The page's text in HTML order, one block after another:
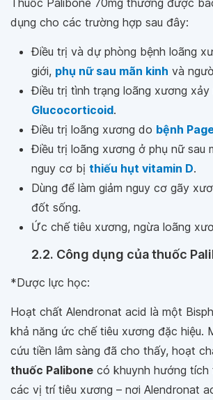
Thuốc Palibone 70mg thường được
dụng cho các trường hợp sau đây:
Điều trị và dự phòng bệnh loãng
giới, phụ nữ sau mãn kinh và
Điều trị tình trạng loãng xương xảy
Glucocorticoid.
Điều trị loãng xương do bệnh
Điều trị loãng xương ở phụ nữ sau
nguy cơ bị thiếu hụt vitamin D.
Dùng để làm giảm nguy cơ gãy
đốt sống.
Ức chế tiêu xương, ngừa loãng
2.2. Công dụng của thuốc
*Dược lực học:
Hoạt chất Alendronat acid là một
khả năng ức chế tiêu xương đặc hiệu.
cứu tiền lâm sàng đã cho thấy, hoạt
thuốc Palibone có khuynh hướng
các vị trí tiêu xương – nơi Alendronat